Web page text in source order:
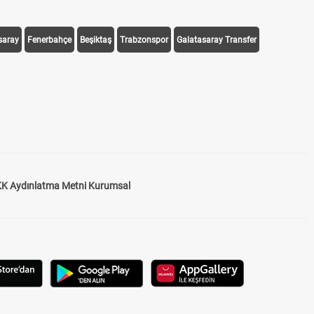
Fenerbahçe Beşiktaş Trabzonspor Galatasaray Transfer
Aydınlatma Metni Kurumsal